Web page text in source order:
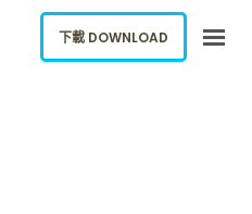
下載 DOWNLOAD